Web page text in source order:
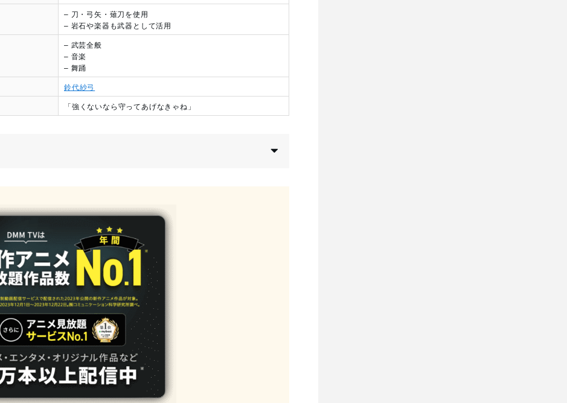
– 刀・弓矢・薙刀を使用
– 岩石や楽器も武器として活用
– 武芸全般
– 音楽
– 舞踊
鈴代紗弓
「強くないなら守ってあげなきゃね」